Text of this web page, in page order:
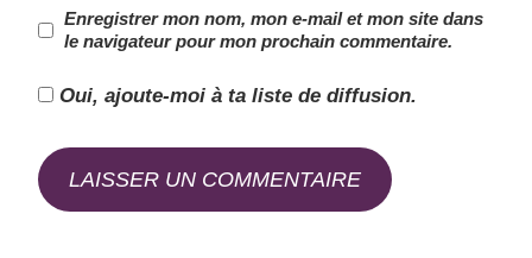
Enregistrer mon nom, mon e-mail et mon site dans
le navigateur pour mon prochain commentaire.
Oui, ajoute-moi à ta liste de diffusion.